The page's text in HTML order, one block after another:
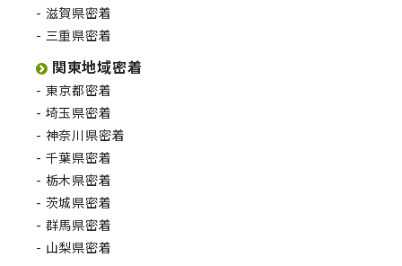
滋賀県密着
三重県密着
関東地域密着
東京都密着
埼玉県密着
神奈川県密着
千葉県密着
栃木県密着
茨城県密着
群馬県密着
山梨県密着